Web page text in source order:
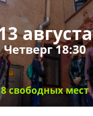
августа
Четверг 18:30
8 свободных мест